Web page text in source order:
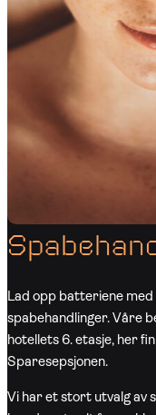
Lad opp batteriene med
spabehandlinger. Våre
hotellets 6. etasje, her
Sparesepsjonen.
Vi har et stort utvalg av